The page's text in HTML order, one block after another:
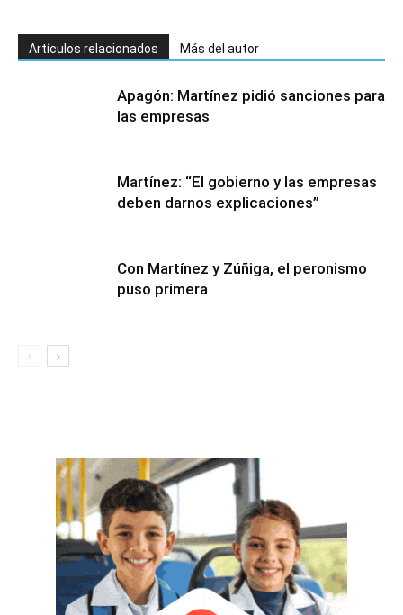
Artículos relacionados Más del autor
Apagón: Martínez pidió sanciones para
las empresas
Martínez: “El gobierno y las empresas
deben darnos explicaciones”
Con Martínez y Zúñiga, el peronismo
puso primera